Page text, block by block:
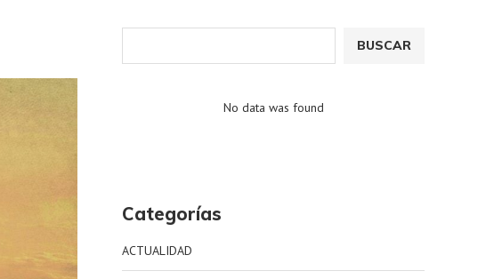
BUSCAR
No data was found
Categorías
ACTUALIDAD